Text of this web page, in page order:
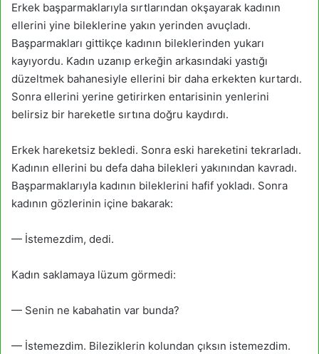
Erkek başparmaklarıyla sırtlarından okşayarak kadının
ellerini yine bileklerine yakın yerinden avuç­ladı.
Başparmakları gittikçe kadının bileklerinden yukarı
kayıyordu. Kadın uzanıp erkeğin arkasındaki yastığı
düzeltmek bahanesiyle ellerini bir daha erkekten kurtardı.
Sonra ellerini yerine getirirken entari­sinin yenlerini
belirsiz bir hareketle sırtına doğru kaydırdı.
Erkek hareketsiz bekledi. Sonra eski hareketini tekrarladı.
Kadının ellerini bu defa daha bilekleri yakınından kavradı.
Başparmaklarıyla kadının bileklerini hafif yokladı. Sonra
kadının gözlerinin içine bakarak:
— İstemezdim, dedi.
Kadın saklamaya lüzum görmedi:
— Senin ne kabahatin var bunda?
— İstemezdim. Bileziklerin kolundan çıksın istemezdim.